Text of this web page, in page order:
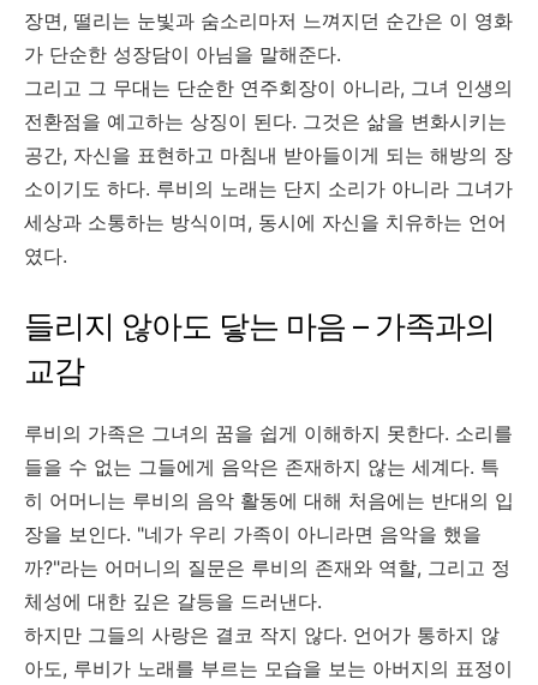
장면, 떨리는 눈빛과 숨소리마저 느껴지던 순간은 이 영화
가 단순한 성장담이 아님을 말해준다.
그리고 그 무대는 단순한 연주회장이 아니라, 그녀 인생의
전환점을 예고하는 상징이 된다. 그것은 삶을 변화시키는
공간, 자신을 표현하고 마침내 받아들이게 되는 해방의 장
소이기도 하다. 루비의 노래는 단지 소리가 아니라 그녀가
세상과 소통하는 방식이며, 동시에 자신을 치유하는 언어
였다.
들리지 않아도 닿는 마음 – 가족과의
교감
루비의 가족은 그녀의 꿈을 쉽게 이해하지 못한다. 소리를
들을 수 없는 그들에게 음악은 존재하지 않는 세계다. 특
히 어머니는 루비의 음악 활동에 대해 처음에는 반대의 입
장을 보인다. "네가 우리 가족이 아니라면 음악을 했을
까?"라는 어머니의 질문은 루비의 존재와 역할, 그리고 정
체성에 대한 깊은 갈등을 드러낸다.
하지만 그들의 사랑은 결코 작지 않다. 언어가 통하지 않
아도, 루비가 노래를 부르는 모습을 보는 아버지의 표정이